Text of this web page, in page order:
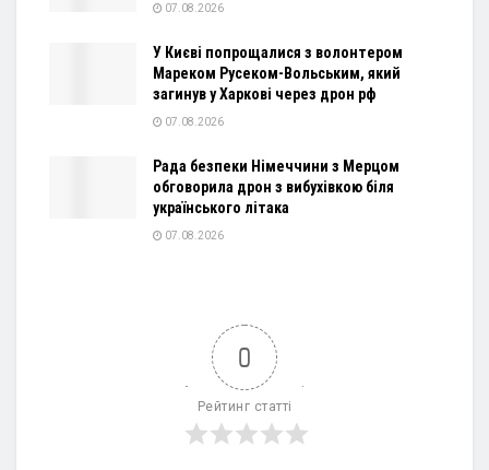
07.08.2026
У Києві попрощалися з волонтером
Мареком Русеком-Вольським, який
загинув у Харкові через дрон рф
07.08.2026
Рада безпеки Німеччини з Мерцом
обговорила дрон з вибухівкою біля
українського літака
07.08.2026
0
Рейтинг статті